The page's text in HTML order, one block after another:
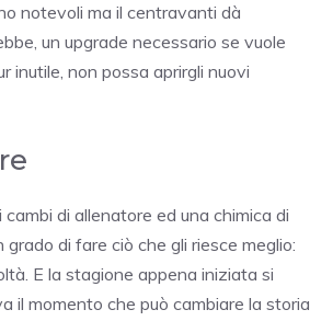
notevoli ma il centravanti dà
un upgrade necessario se vuole
inutile, non possa aprirgli nuovi
di allenatore ed una chimica di
di fare ciò che gli riesce meglio:
E la stagione appena iniziata si
il momento che può cambiare la storia